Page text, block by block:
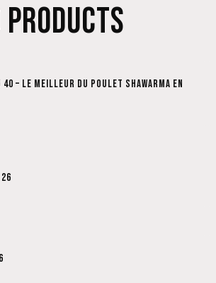
– LE MEILLEUR DU POULET SHAWARMA EN